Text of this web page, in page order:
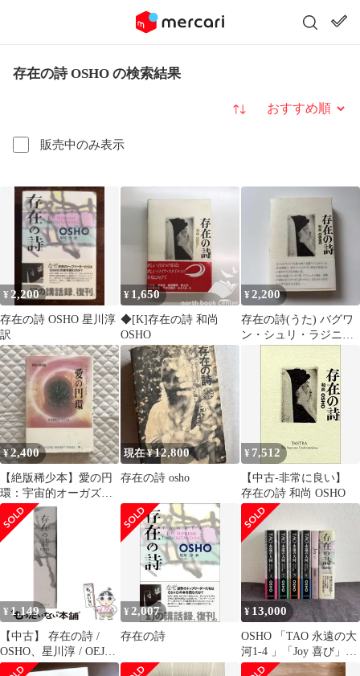
存在の詩 OSHO の検索結果
販売中のみ表示
並び替え
¥ 2,200
存在の詩 OSHO 星川淳
訳
¥ 1,650
◆[K]存在の詩 和尚
OSHO
¥2,200
存在の詩(うた) バグワ
ン・シュリ・ラジニー
シ講話録 和尚
OSHO ※5
¥2,400
【絶版稀少本】愛の円
環：宇宙的オーガズム
(タントラ秘法の書)
OSHO
現在 ¥12,800
存在の詩 osho
¥ 7,512
【中古-非常に良い】
存在の詩 和尚 OSHO
¥ 1,149
【中古】 存在の詩 /
OSHO、星川淳 / OEJ
Books
¥2,007
存在の詩
¥ 13,000
OSHO 「TAO 永遠の大
河1-4 」「Joy 喜び」
「存在の詩」